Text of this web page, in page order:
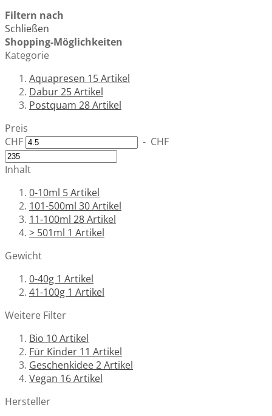
Filtern nach
Schließen
Shopping-Möglichkeiten
Kategorie
Aquapresen 15Artikel
Dabur25Artikel
Postquam 28Artikel
Preis
CHF
- CHF
Inhalt
0-10ml 5Artikel
101-500ml 30Artikel
11-100ml 28Artikel
> 501ml 1 Artikel
Gewicht
0-40g 1 Artikel
41-100g 1 Artikel
Weitere Filter
Bio 10Artikel
Für Kinder 11 Artikel
Geschenkidee2Artikel
Vegan 16Artikel
Hersteller